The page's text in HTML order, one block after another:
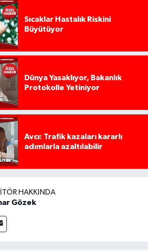
Sıcaklar Hastalık Riskini
Büyütüyor
Dünya Yasaklıyor, Bakanlık
Protokolle Yetiniyor
Avcı: Trafik kazaları kararlı
adımlarla azaltılabilir
HAKKINDA
Gözek